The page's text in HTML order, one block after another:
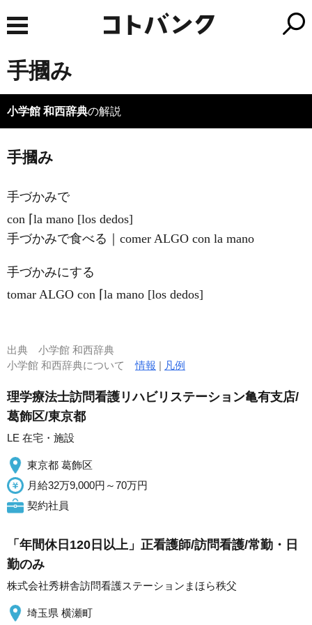
手摑み
小学館 和西辞典の解説
手摑み
手づかみで
con ⌈la mano [los dedos]
手づかみで食べる｜comer ALGO con la mano
手づかみにする
tomar ALGO con ⌈la mano [los dedos]
出典 小学館 和西辞典
小学館 和西辞典について情報 | 凡例
理学療法士訪問看護リハビリステーション亀有支店/
葛飾区/東京都
LE 在宅・施設
東京都 葛飾区
月給32万9,000円～70万円
契約社員
「年間休日120日以上」正看護師/訪問看護/常勤・日
勤のみ
株式会社秀耕舎訪問看護ステーションまほら秩父
埼玉県 横瀬町